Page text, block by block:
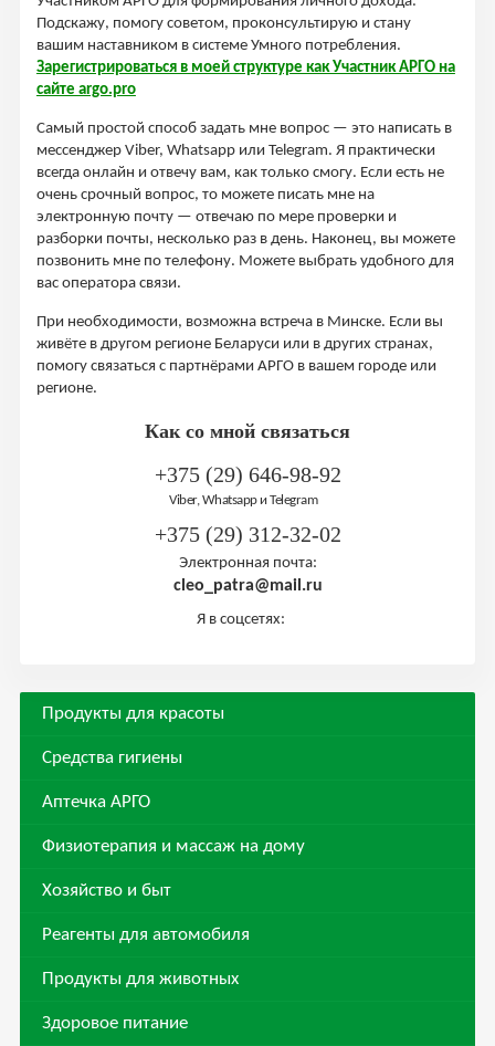
Подскажу, помогу советом, проконсультирую и стану
вашим наставником в системе Умного потребления.
Зарегистрироваться в моей структуре как Участник АРГО на
сайте argo.pro
Самый простой способ задать мне вопрос — это написать в
мессенджер Viber, Whatsapp или Telegram. Я практически
всегда онлайн и отвечу вам, как только смогу. Если есть не
очень срочный вопрос, то можете писать мне на
электронную почту — отвечаю по мере проверки и
разборки почты, несколько раз в день. Наконец, вы можете
позвонить мне по телефону. Можете выбрать удобного для
вас оператора связи.
При необходимости, возможна встреча в Минске. Если вы
живёте в другом регионе Беларуси или в других странах,
помогу связаться с партнёрами АРГО в вашем городе или
регионе.
Как со мной связаться
+375 (29) 646-98-92
Viber, Whatsapp и Telegram
+375 (29) 312-32-02
Электронная почта:
cleo_patra@mail.ru
Я в соцсетях:
Продукты для красоты
Средства гигиены
Аптечка АРГО
Физиотерапия и массаж на дому
Хозяйство и быт
Реагенты для автомобиля
Продукты для животных
Здоровое питание